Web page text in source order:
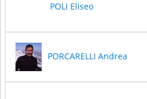
POLI Eliseo
PORCARELLI Andrea